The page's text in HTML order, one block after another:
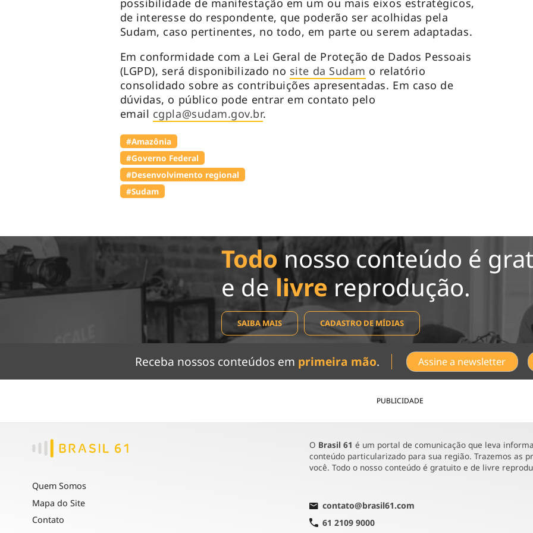
possibilidade de manifestação em um ou mais eixos estratégicos,
de interesse do respondente, que poderão ser acolhidas pela
Sudam, caso pertinentes, no todo, em parte ou serem adaptadas.
Em conformidade com a Lei Geral de Proteção de Dados Pessoais
(LGPD), será disponibilizado no site da Sudam o relatório
consolidado sobre as contribuições apresentadas. Em caso de
dúvidas, o público pode entrar em contato pelo
email cgpla@sudam.gov.br.
#Amazônia
#Governo Federal
#Desenvolvimento regional
#Sudam
Todonosso conteúdo é
e de livre reprodução.
SAIBA MAIS CADASTRO DE MÍDIAS
Receba nossos conteúdos em primeira mão. Assine a newsletter
PUBLICIDADE
Quem Somos
Mapa do Site
Contato
O Brasil 61 é um portal de comunicação que leva
conteúdo particularizado para sua região. Trazemos as
você. Todo o nosso conteúdo é gratuito e de livre
contato@brasil61.com
61 2109 9000